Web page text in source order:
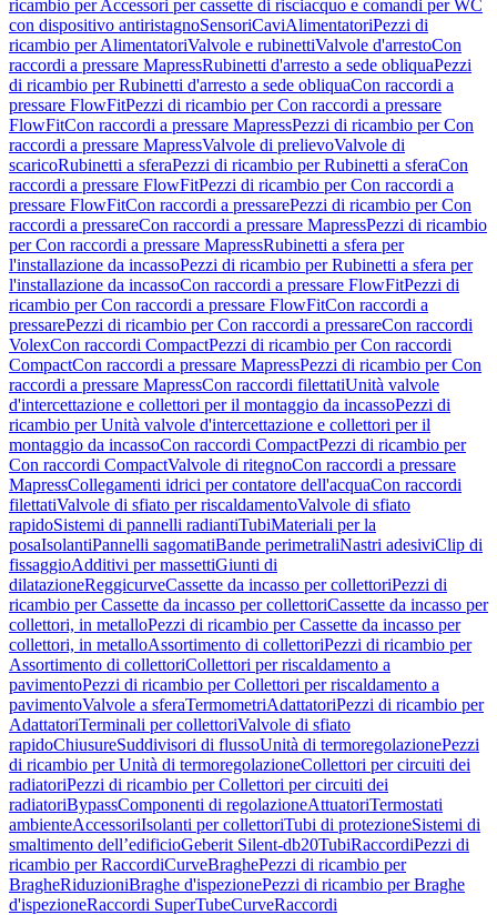
ricambio per Accessori per cassette di risciacquo e comandi per WC
con dispositivo antiristagnoSensoriCaviAlimentatoriPezzi di
ricambio per AlimentatoriValvole e rubinettiValvole d'arrestoCon
raccordi a pressare MapressRubinetti d'arresto a sede obliquaPezzi
di ricambio per Rubinetti d'arresto a sede obliquaCon raccordi a
pressare FlowFitPezzi di ricambio per Con raccordi a pressare
FlowFitCon raccordi a pressare MapressPezzi di ricambio per Con
raccordi a pressare MapressValvole di prelievoValvole di
scaricoRubinetti a sferaPezzi di ricambio per Rubinetti a sferaCon
raccordi a pressare FlowFitPezzi di ricambio per Con raccordi a
pressare FlowFitCon raccordi a pressarePezzi di ricambio per Con
raccordi a pressareCon raccordi a pressare MapressPezzi di ricambio
per Con raccordi a pressare MapressRubinetti a sfera per
l'installazione da incassoPezzi di ricambio per Rubinetti a sfera per
l'installazione da incassoCon raccordi a pressare FlowFitPezzi di
ricambio per Con raccordi a pressare FlowFitCon raccordi a
pressarePezzi di ricambio per Con raccordi a pressareCon raccordi
VolexCon raccordi CompactPezzi di ricambio per Con raccordi
CompactCon raccordi a pressare MapressPezzi di ricambio per Con
raccordi a pressare MapressCon raccordi filettatiUnità valvole
d'intercettazione e collettori per il montaggio da incassoPezzi di
ricambio per Unità valvole d'intercettazione e collettori per il
montaggio da incassoCon raccordi CompactPezzi di ricambio per
Con raccordi CompactValvole di ritegnoCon raccordi a pressare
MapressCollegamenti idrici per contatore dell'acquaCon raccordi
filettatiValvole di sfiato per riscaldamentoValvole di sfiato
rapidoSistemi di pannelli radiantiTubiMateriali per la
posaIsolantiPannelli sagomatiBande perimetraliNastri adesiviClip di
fissaggioAdditivi per massettiGiunti di
dilatazioneReggicurveCassette da incasso per collettoriPezzi di
ricambio per Cassette da incasso per collettoriCassette da incasso per
collettori, in metalloPezzi di ricambio per Cassette da incasso per
collettori, in metalloAssortimento di collettoriPezzi di ricambio per
Assortimento di collettoriCollettori per riscaldamento a
pavimentoPezzi di ricambio per Collettori per riscaldamento a
pavimentoValvole a sferaTermometriAdattatoriPezzi di ricambio per
AdattatoriTerminali per collettoriValvole di sfiato
rapidoChiusureSuddivisori di flussoUnità di termoregolazionePezzi
di ricambio per Unità di termoregolazioneCollettori per circuiti dei
radiatoriPezzi di ricambio per Collettori per circuiti dei
radiatoriBypassComponenti di regolazioneAttuatoriTermostati
ambienteAccessoriIsolanti per collettoriTubi di protezioneSistemi di
smaltimento dell’edificioGeberit Silent-db20TubiRaccordiPezzi di
ricambio per RaccordiCurveBraghePezzi di ricambio per
BragheRiduzioniBraghe d'ispezionePezzi di ricambio per Braghe
d'ispezioneRaccordi SuperTubeCurveRaccordi